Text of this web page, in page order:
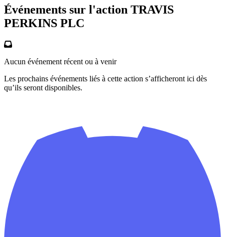
Événements sur l'action TRAVIS
PERKINS PLC
Aucun événement récent ou à venir
Les prochains événements liés à cette action s’afficheront ici dès
qu’ils seront disponibles.